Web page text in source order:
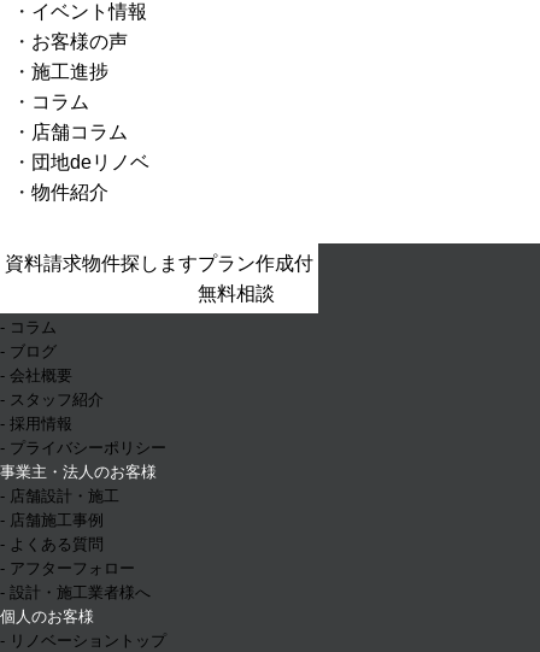
イベント情報
お客様の声
施工進捗
コラム
店舗コラム
団地deリノベ
物件紹介
資料請求物件探しますプラン作成付
無料相談
- ホーム
- お知らせ
- コラム
- ブログ
- 会社概要
- スタッフ紹介
- 採用情報
- プライバシーポリシー
事業主・法人のお客様
- 店舗設計・施工
- 店舗施工事例
- よくある質問
- アフターフォロー
- 設計・施工業者様へ
個人のお客様
- リノベーショントップ